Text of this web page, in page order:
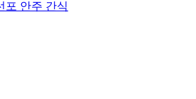
포 안주 간식